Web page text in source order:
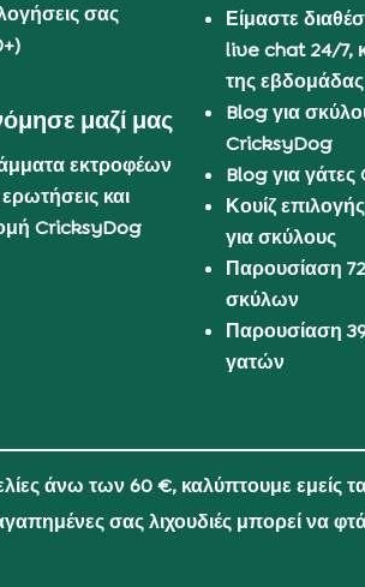
σας
μαζί μας
εκτροφέων
και
CricksyDog
Είμαστε
live chat 24/7,
της εβδομάδας
Blog για
CricksyDog
Blog για
Κουίζ
για σκύλους
Παρουσίαση
σκύλων
Παρουσίαση
γατών
άνω των 60 €, καλύπτουμε εμείς
σας λιχουδιές μπορεί να